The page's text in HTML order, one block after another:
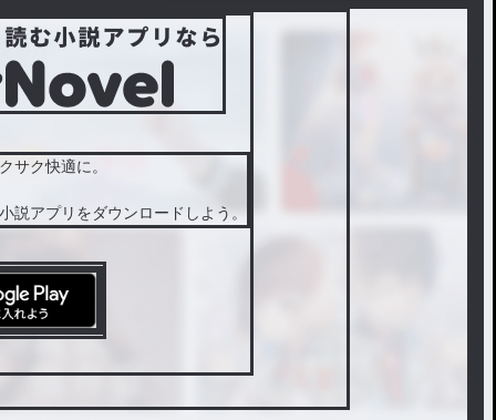
サク快適に。
説アプリをダウンロードしよう。